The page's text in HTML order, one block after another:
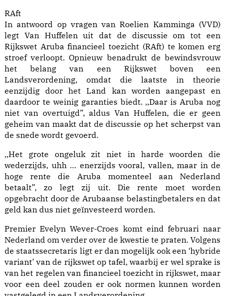
RAft
In antwoord op vragen van Roelien Kamminga (VVD)
legt Van Huffelen uit dat de discussie om tot een
Rijkswet Aruba financieel toezicht (RAft) te komen erg
stroef verloopt. Opnieuw benadrukt de bewindsvrouw
het belang van een Rijkswet boven een
Landsverordening, omdat die laatste in theorie
eenzijdig door het Land kan worden aangepast en
daardoor te weinig garanties biedt. ,,Daar is Aruba nog
niet van overtuigd”, aldus Van Huffelen, die er geen
geheim van maakt dat de discussie op het scherpst van
de snede wordt gevoerd.
,,Het grote ongeluk zit niet in harde woorden die
wederzijds, uhh … enerzijds vooral, vallen, maar in de
hoge rente die Aruba momenteel aan Nederland
betaalt”, zo legt zij uit. Die rente moet worden
opgebracht door de Arubaanse belastingbetalers en dat
geld kan dus niet geïnvesteerd worden.
Premier Evelyn Wever-Croes komt eind februari naar
Nederland om verder over de kwestie te praten. Volgens
de staatssecretaris ligt er dan mogelijk ook een ‘hybride
variant’ van de rijkswet op tafel, waarbij er wel sprake is
van het regelen van financieel toezicht in rijkswet, maar
voor een deel zouden er ook normen kunnen worden